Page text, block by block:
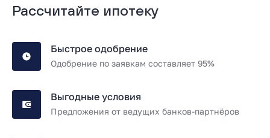
Рассчитайте ипотеку
Быстрое одобрение
Одобрение по заявкам составляет 95%
Выгодные условия
Предложения от ведущих банков-партнёров